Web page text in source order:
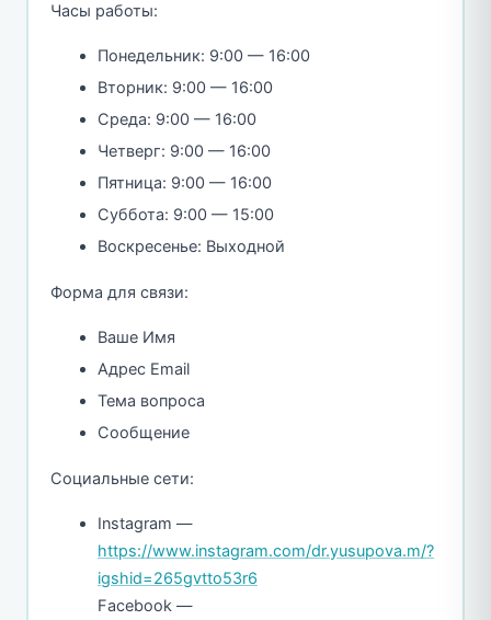
Часы работы:
Понедельник: 9:00 — 16:00
Вторник: 9:00 — 16:00
Среда: 9:00 — 16:00
Четверг: 9:00 — 16:00
Пятница: 9:00 — 16:00
Суббота: 9:00 — 15:00
Воскресенье: Выходной
Форма для связи:
Ваше Имя
Адрес Email
Тема вопроса
Сообщение
Социальные сети:
Instagram —
https://www.instagram.com/dr.yusupova.m/?
igshid=265gvtto53r6
Facebook —